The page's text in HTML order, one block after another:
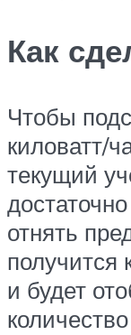
Как
Чтобы
киловатт/
текущий
отнять
получится
и будет